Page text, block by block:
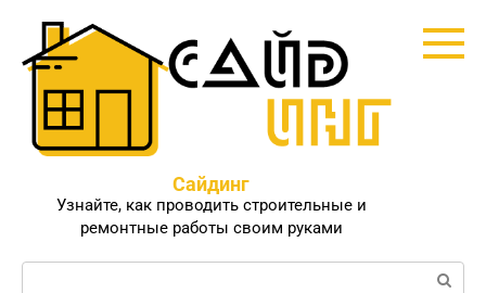
контенту
Сайдинг
Узнайте, как проводить строительные и
ремонтные работы своим руками
Поиск: